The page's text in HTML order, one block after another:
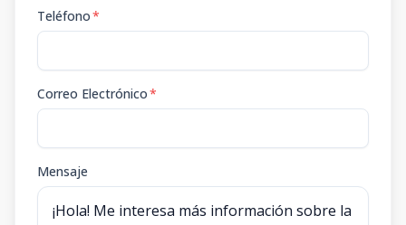
Teléfono*
Correo Electrónico*
Mensaje